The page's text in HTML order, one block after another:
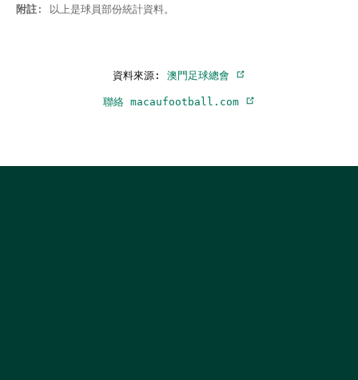
附註 : 以上是球員部份統計資料。
資料來源: 澳門足球總會
聯絡 macaufootball.com